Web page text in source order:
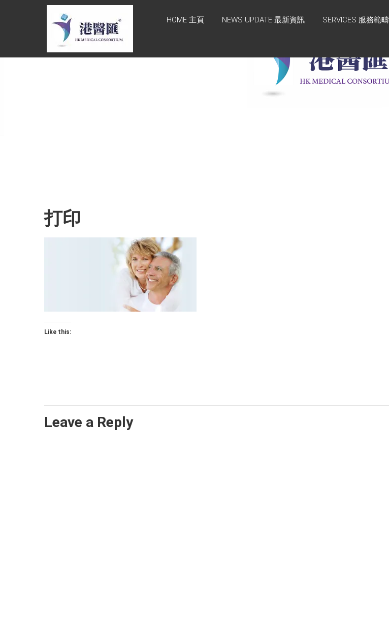
HONG KONG
MEDICAL
CONSORTIUM
至 Email:
enquiry@hkmcgroup.com
HOME 主頁 NEWS UPDATE 最新資訊 SERVICES 服務範疇
打印
Like this:
Leave a Reply